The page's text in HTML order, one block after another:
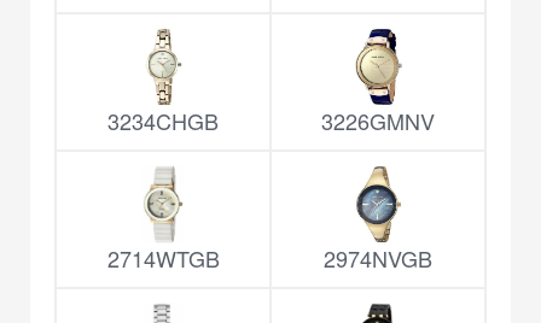
3234CHGB 3226GMNV
2714WTGB 2974NVGB